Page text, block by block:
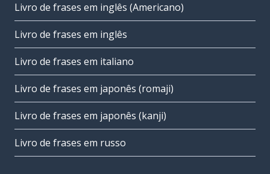
Livro de frases em inglês (Americano)
Livro de frases em inglês
Livro de frases em italiano
Livro de frases em japonês (romaji)
Livro de frases em japonês (kanji)
Livro de frases em russo